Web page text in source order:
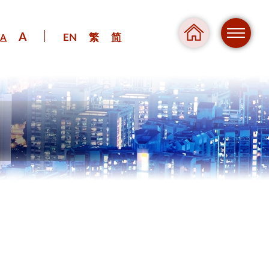
A A EN 繁 简
危险